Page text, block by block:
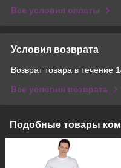
Все условия оплаты
Условия возврата
Возврат товара в течение
Все условия возврата
Подобные товары